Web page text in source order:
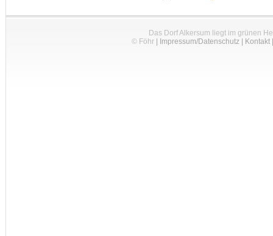
Das Dorf Alkersum liegt im grünen
© Föhr| Impressum/Datenschutz| Kontakt